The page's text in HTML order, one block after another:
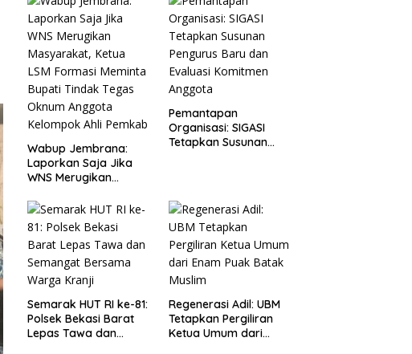
Wabup Jembrana:
Laporkan Saja Jika
WNS Merugikan
LSM Formasi Meminta
Bupati Tindak Tegas
Oknum Anggota
Kelompok Ahli
Pemkab
Pemantapan
Organisasi: SIGASI
Tetapkan Susunan
Semarak HUT RI ke-81:
Polsek Bekasi Barat
Lepas Tawa dan
Regenerasi Adil: UBM
Tetapkan Pergiliran
Ketua Umum dari